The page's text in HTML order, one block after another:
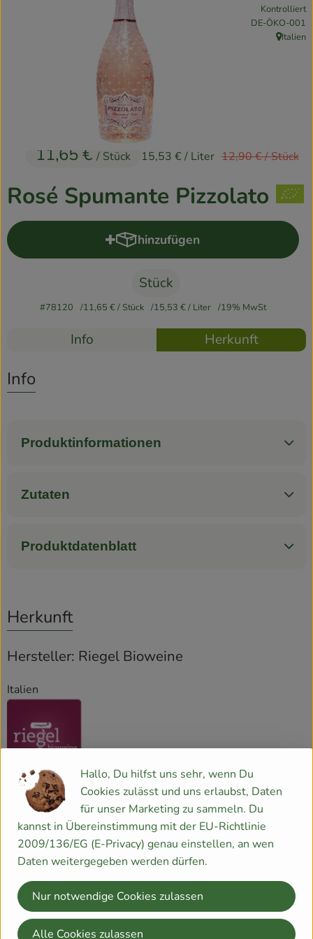
Vorratskammer
Firmenkunden
So geht’s
Blog
Rosé Spumante Pizzolato
11,65 € / Stück 15,53 € / Liter Alter Preis:
12,90 €/ Stück
Kontrolliert
, Kontrollstelle:
DE-ÖKO-001
,Italien
hinzufügen
Produkt zum Warenkorb
Stück
#78120 11,65 € / Stück 15,53 € / Liter 19% MwSt
Rezepte
Info Herkunft
Info
Produktinformationen
Zutaten
Produktdatenblatt
Herkunft
Hersteller: Riegel Bioweine
Italien
Peter Riegel Weinimport GmbH
D 78359 Orsingen
Unser Verständnis von QualitätWir sind leidenschaftliche
Weinfreunde, haben Spaß am Genuss und sind überzeugt,
wird für uns nie ein seelenloser Massenartikel sein.
Ökologie, Qualität und Genuss gehören für uns zusammen.
Qualität beginnt bei uns im Aufbau von vertrauensvollen
Hallo, Du hilfst uns sehr, wenn Du
Cookies zulässt und uns erlaubst, Daten
für unser Marketing zu sammeln. Du
kannst in Übereinstimmung mit der EU-Richtlinie
2009/136/EG (E-Privacy) genau einstellen, an wen
Daten weitergegeben werden dürfen.
Nur notwendige Cookies zulassen
Alle Cookies zulassen